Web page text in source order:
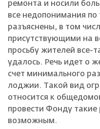
ремонта и носили
все недопонимания
разъяснены, в том
присутствующими на
просьбу жителей все-
удалось. Речь идет о
счет минимального
лоджии. Такой вид
относится к
провести Фонду такие
возможным.